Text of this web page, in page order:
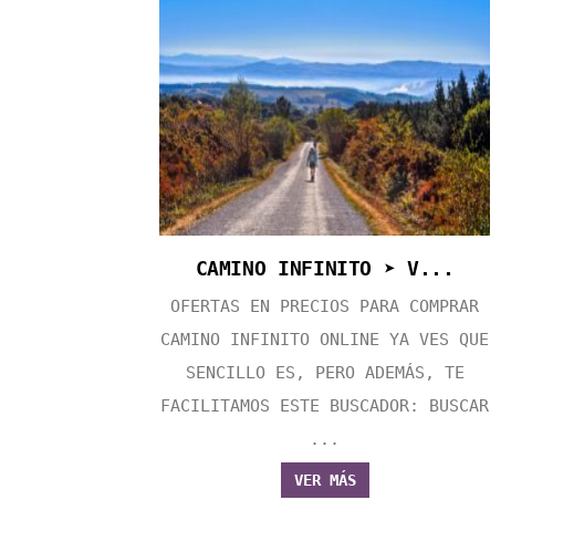
CAMINO INFINITO ➤ V...
OFERTAS EN PRECIOS PARA COMPRAR
CAMINO INFINITO ONLINE YA VES QUE
SENCILLO ES, PERO ADEMÁS, TE
FACILITAMOS ESTE BUSCADOR: BUSCAR
...
VER MÁS